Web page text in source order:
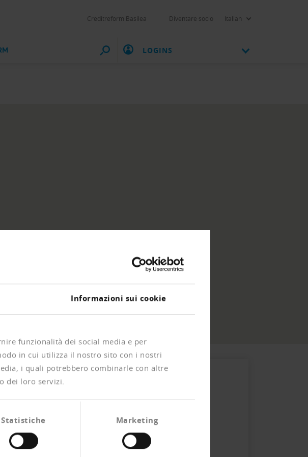
Informazioni sui cookie
funzionalità dei social media e per
in cui utilizza il nostro sito con i nostri
i quali potrebbero combinarle con altre
dei loro servizi.
Statistiche Marketing
Creditreform Basilea Diventare socio Italian
LOGINS
Adressen